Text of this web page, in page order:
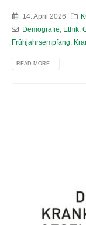
14. April 2026
Demografie
Ethik,
Frühjahrsempfang
READ MORE...